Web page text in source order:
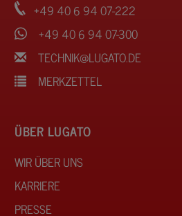
+49 40 6 94 07-222
+49 40 6 94 07-300
TECHNIK@LUGATO.DE
MERKZETTEL
ÜBER LUGATO
WIR ÜBER UNS
KARRIERE
PRESSE